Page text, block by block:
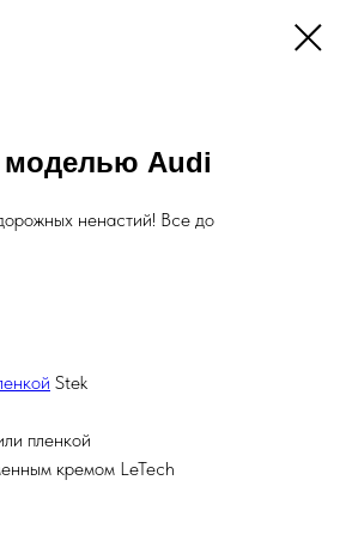
моделью Audi
ненастий! Все до
Stek
пленкой
кремом LeTech